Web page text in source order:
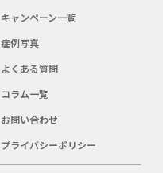
キャンペーン一覧
症例写真
よくある質問
コラム一覧
お問い合わせ
プライバシーポリシー